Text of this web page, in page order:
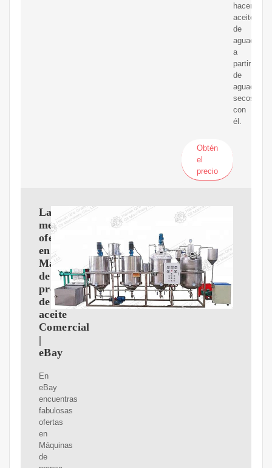
hacer
aceite
de
aguacate
a
partir
de
aguacates
secos
con
él.
Obtén
el
precio
Las
mejores
ofertas
en
Máquinas
de
prensa
de
aceite
Comercial
|
eBay
En
eBay
encuentras
fabulosas
ofertas
en
Máquinas
de